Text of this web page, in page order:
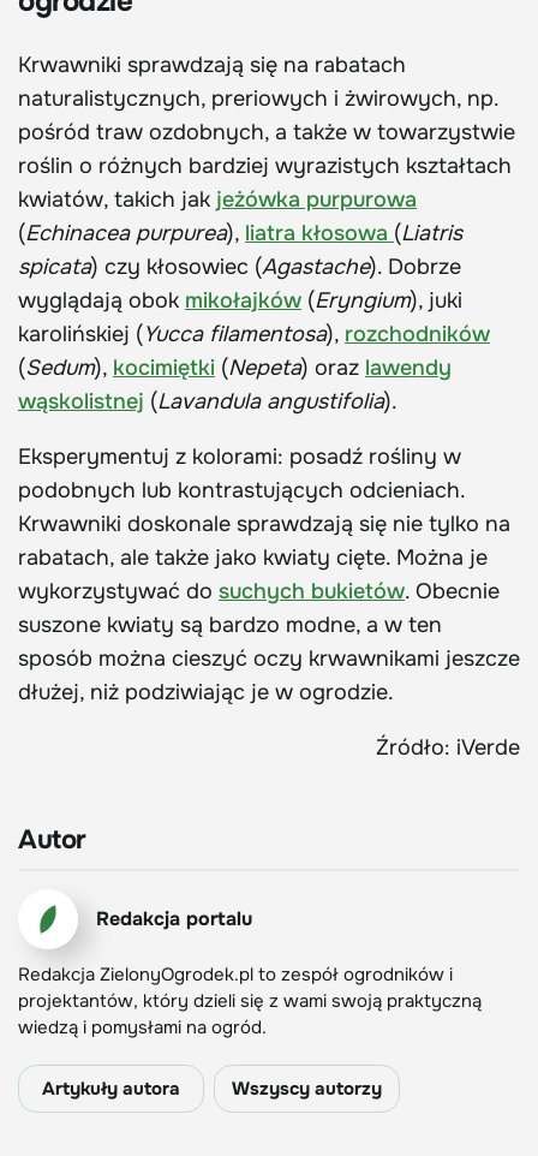
Krwawniki sprawdzają się na rabatach
naturalistycznych, preriowych i żwirowych, np.
pośród traw ozdobnych, a także w towarzystwie
roślin o różnych bardziej wyrazistych kształtach
kwiatów, takich jak jeżówka purpurowa
(Echinacea purpurea), liatra kłosowa (Liatris
spicata) czy kłosowiec (Agastache). Dobrze
wyglądają obok mikołajków (Eryngium), juki
karolińskiej (Yucca filamentosa), rozchodników
(Sedum), kocimiętki (Nepeta) oraz lawendy
wąskolistnej (Lavandula angustifolia).
Eksperymentuj z kolorami: posadź rośliny w
podobnych lub kontrastujących odcieniach.
Krwawniki doskonale sprawdzają się nie tylko na
rabatach, ale także jako kwiaty cięte. Można je
wykorzystywać do suchych bukietów. Obecnie
suszone kwiaty są bardzo modne, a w ten
sposób można cieszyć oczy krwawnikami jeszcze
dłużej, niż podziwiając je w ogrodzie.
Źródło: iVerde
Autor
Redakcja portalu
Redakcja ZielonyOgrodek.pl to zespół ogrodników i
projektantów, który dzieli się z wami swoją praktyczną
wiedzą i pomysłami na ogród.
Artykuły autora Wszyscy autorzy